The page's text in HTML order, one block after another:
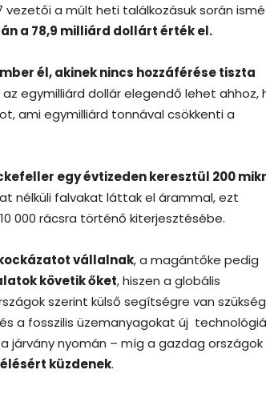
vezetői a múlt heti találkozásuk során
a 78,9 milliárd dollárt érték el.
él, akinek nincs hozzáférése tiszta
az egymilliárd dollár elegendő lehet ahhoz,
ami egymilliárd tonnával csökkenti a
egy évtizeden keresztül 200
nélküli falvakat láttak el árammal, ezt
000 rácsra történő kiterjesztésébe.
vállalnak, a magántőke pedig
követik őket, hiszen a globális
szerint külső segítségre van
a fosszilis üzemanyagokat új
járvány nyomán – míg a gazdag országok
küzdenek.